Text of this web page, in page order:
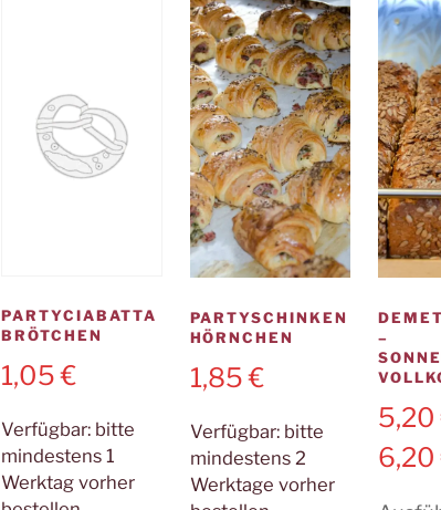
können
auf
der
Produktseite
gewählt
werden
PARTYCIABATTA
BRÖTCHEN
1,05€
Verfügbar: bitte
mindestens 1
Werktag vorher
PARTYSCHINKEN
HÖRNCHEN
1,85€
Verfügbar: bitte
mindestens 2
Werktage vorher
–
5,20
6,20